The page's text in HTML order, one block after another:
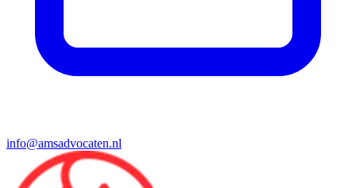
info@amsadvocaten.nl